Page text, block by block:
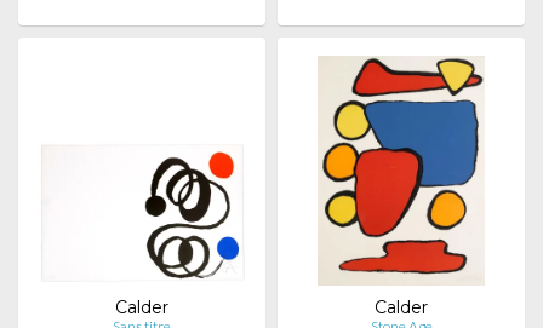
Calder Calder